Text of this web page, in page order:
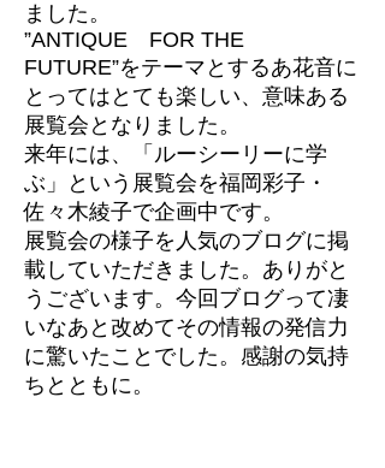
ました。
”ANTIQUE FOR THE
FUTURE”をテーマとするあ花音に
とってはとても楽しい、意味ある
展覧会となりました。
来年には、「ルーシーリーに学
ぶ」という展覧会を福岡彩子・
佐々木綾子で企画中です。
展覧会の様子を人気のブログに掲
載していただきました。ありがと
うございます。今回ブログって凄
いなあと改めてその情報の発信力
に驚いたことでした。感謝の気持
ちとともに。